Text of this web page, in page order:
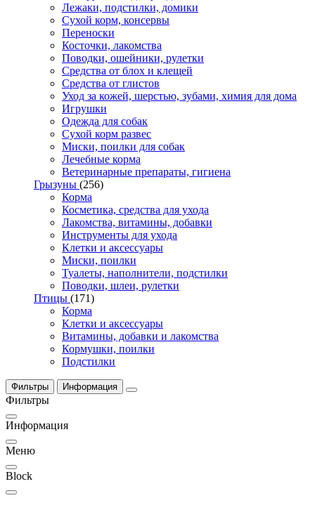
Лежаки, подстилки, домики
Сухой корм, консервы
Переноски
Косточки, лакомства
Поводки, ошейники, рулетки
Средства от блох и клещей
Средства от глистов
Уход за кожей, шерстью, зубами, химия для дома
Игрушки
Одежда для собак
Сухой корм развес
Миски, поилки для собак
Лечебные корма
Ветеринарные препараты, гигиена
Грызуны (256)
Корма
Косметика, средства для ухода
Лакомства, витамины, добавки
Инструменты для ухода
Клетки и аксессуары
Миски, поилки
Туалеты, наполнители, подстилки
Поводки, шлеи, рулетки
Птицы (171)
Корма
Клетки и аксессуары
Витамины, добавки и лакомства
Кормушки, поилки
Подстилки
Фильтры Информация
Фильтры
Информация
Меню
Block